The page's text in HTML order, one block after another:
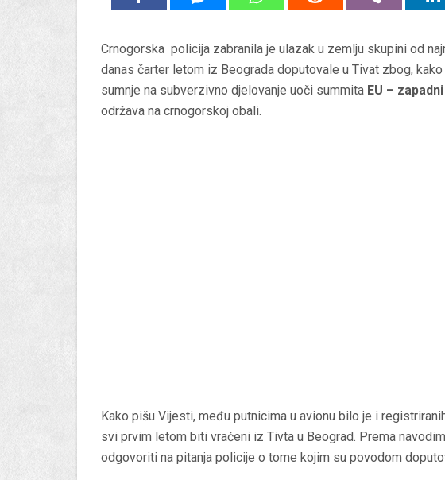
Crnogorska policija zabranila je ulazak u zemlju skupini od
danas čarter letom iz Beograda doputovale u Tivat zbog,
sumnje na subverzivno djelovanje uoči summita EU –
održava na crnogorskoj obali.
Kako pišu Vijesti, među putnicima u avionu bilo je i
svi prvim letom biti vraćeni iz Tivta u Beograd. Prema
odgovoriti na pitanja policije o tome kojim su povodom